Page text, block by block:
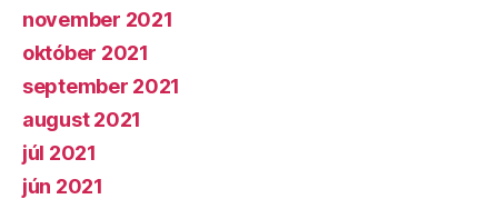
november 2021
október 2021
september 2021
august 2021
júl 2021
jún 2021